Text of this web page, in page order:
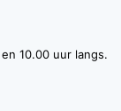
10.00 uur langs.